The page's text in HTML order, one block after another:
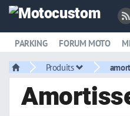
PARKING FORUM MOTO
Produits